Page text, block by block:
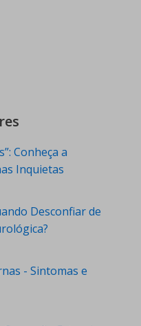
Conheça a
Inquietas
Desconfiar de
- Sintomas e